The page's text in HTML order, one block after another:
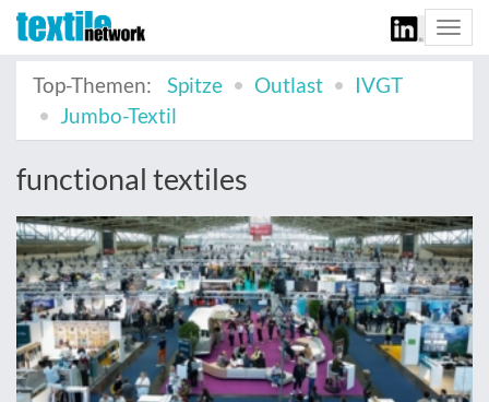
Top-Themen:
Spitze Outlast
IVGT
Jumbo-Textil
functional textiles